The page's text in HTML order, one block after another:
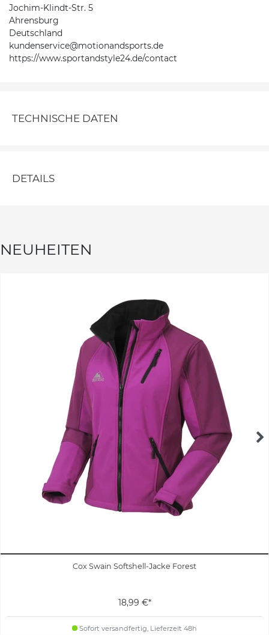
Jochim-Klindt-Str. 5
Ahrensburg
Deutschland
kundenservice@motionandsports.de
https://www.sportandstyle24.de/contact
TECHNISCHE DATEN
DETAILS
NEUHEITEN
Cox Swain Softshell-Jacke Forest
18,99 €*
Sofort versandfertig, Lieferzeit 48h